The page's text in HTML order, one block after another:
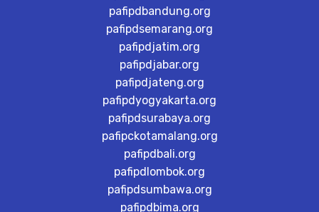
pafipdbandung.org
pafipdsemarang.org
pafipdjatim.org
pafipdjabar.org
pafipdjateng.org
pafipdyogyakarta.org
pafipdsurabaya.org
pafipckotamalang.org
pafipdbali.org
pafipdlombok.org
pafipdsumbawa.org
pafipdbima.org